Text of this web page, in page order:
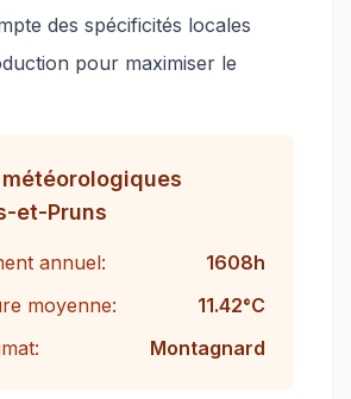
des spécificités locales
pour maximiser le
et-Pruns
annuel: 1608h
moyenne:
11.42°C
Montagnard